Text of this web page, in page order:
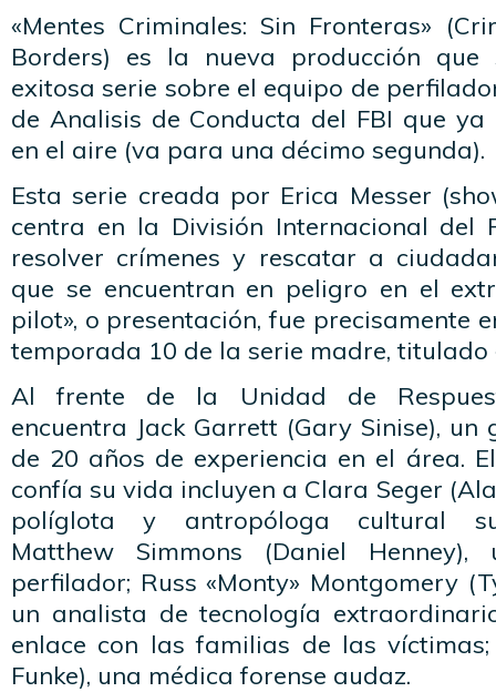
«Mentes Criminales: Sin Fronteras»
Borders) es la nueva producción
exitosa serie sobre el equipo de
de Analisis de Conducta del FBI que
en el aire (va para una décimo segunda).
Esta serie creada por Erica Messer
centra en la División Internacional del
resolver crímenes y rescatar a
que se encuentran en peligro en el
pilot», o presentación, fue precisamente
temporada 10 de la serie madre, titulado
Al frente de la Unidad de
encuentra Jack Garrett (Gary Sinise),
de 20 años de experiencia en el área.
confía su vida incluyen a Clara Seger
políglota y antropóloga cultural
Matthew Simmons (Daniel
perfilador; Russ «Monty» Montgomery
un analista de tecnología
enlace con las familias de las
Funke), una médica forense audaz.